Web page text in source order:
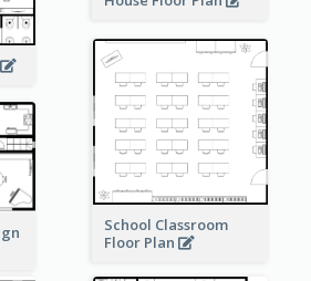
School Classroom
Floor Plan